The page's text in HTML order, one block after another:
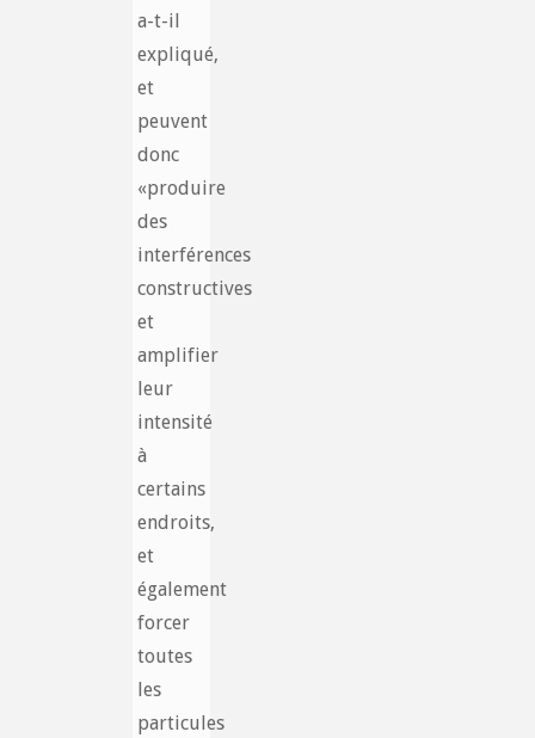
a-t-il
expliqué,
et
peuvent
donc
«produire
des
interférences
constructives
et
amplifier
leur
intensité
à
certains
endroits,
et
également
forcer
toutes
les
particules